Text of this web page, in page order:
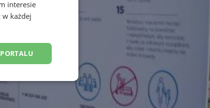
interesie
w każdej